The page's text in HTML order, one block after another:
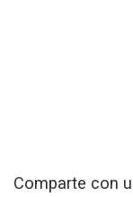
Comparte con